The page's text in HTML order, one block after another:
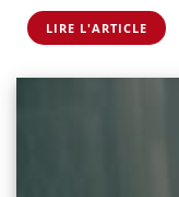
LIRE L'ARTICLE